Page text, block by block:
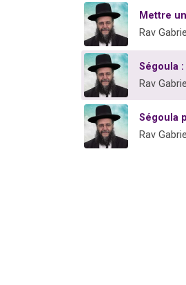
Mettre
Rav
Ségoula
Rav
Ségoula
Rav